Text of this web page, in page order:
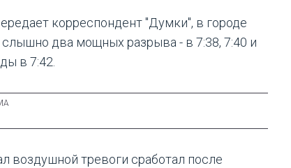
корреспондент "Думки", в городе
два мощных разрыва - в 7:38, 7:40 и
в 7:42.
воздушной тревоги сработал после